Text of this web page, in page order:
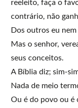
reeleito, faça o
contrário, não
Dos outros eu
Mas o senhor,
seus conceitos.
A Bíblia diz; sim-
Nada de meio
Ou é do povo ou é